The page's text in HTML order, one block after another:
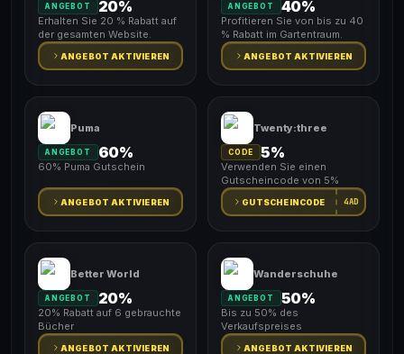
ANGEBOT 20%
Erhalten Sie 20 % Rabatt auf
der gesamten Website.
ANGEBOT AKTIVIEREN
ANGEBOT 40%
Profitieren Sie von bis zu 40
% Rabatt im Gartentraum.
ANGEBOT AKTIVIEREN
Puma
ANGEBOT 60%
60% Puma Gutschein
ANGEBOT AKTIVIEREN
Twenty:three
CODE 5%
Verwenden Sie einen
Gutscheincode von 5%
GUTSCHEINCODE 4AD
Better World
ANGEBOT 20%
20% Rabatt auf 6 gebrauchte
Bücher
ANGEBOT AKTIVIEREN
Wanderschuhe
ANGEBOT 50%
Bis zu 50% des
Verkaufspreises
ANGEBOT AKTIVIEREN